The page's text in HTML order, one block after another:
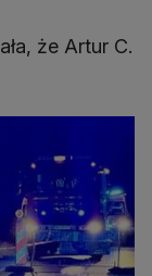
że Artur C.